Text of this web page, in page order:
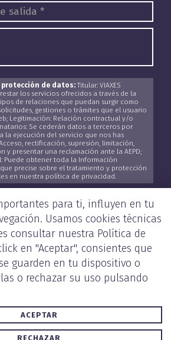
protección de datos:Titular: VIAXES
los servicios ofrecidos a través de la
de relaciones que puedan surgir como
gestiones o trámites que el usuario
Legitimación: Relación contractual y/o
Se cederán datos a terceros por
la ejecución del servicio que nos has
rectificación, supresión, limitación,
y presentar una reclamación ante la AEPD;
Puede obtener toda la Información
precise sobre el tratamiento y protección
en nuestra política de privacidad.
DE PRIVACIDAD Y COOKIES
AVISO LEGAL
para ti, influyen en tu
Usamos cookies técnicas
consultar nuestra Política de
en "Aceptar", consientes que
guarden en tu dispositivo o
o rechazar su uso pulsando
ACEPTAR
RECHAZAR